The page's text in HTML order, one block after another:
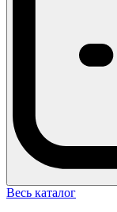
Весь каталог